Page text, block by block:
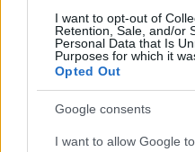
I want to opt-out of
Retention, Sale, and/or
Personal Data that Is
Purposes for which it
Opted Out
Google consents
I want to allow Google